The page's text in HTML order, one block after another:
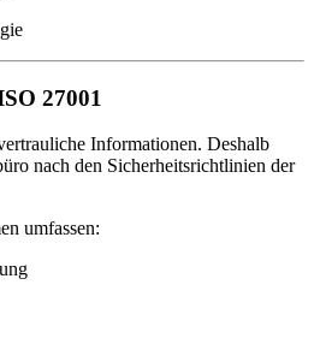
27001
Informationen. Deshalb
nach den Sicherheitsrichtlinien der
umfassen: